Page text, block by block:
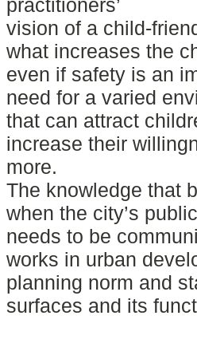
practitioners’
vision of a child-
what increases the
even if safety is an
need for a varied
that can attract
increase their
more.
The knowledge that
when the city’s
needs to be
works in urban
planning norm and
surfaces and its